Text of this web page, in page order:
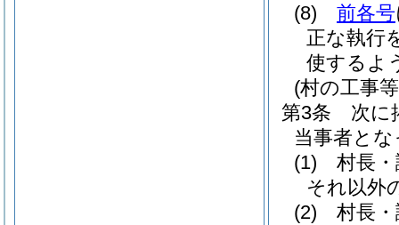
(8)
前各号
正な執行
使するよ
(村の工事
第3条
次に
当事者と
(1)
村長
それ以外
(2)
村長